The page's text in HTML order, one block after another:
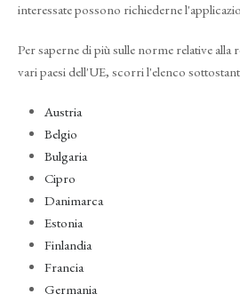
interessate possono richiederne
Per saperne di più sulle norme relative alla
vari paesi dell'UE, scorri l'elenco
Austria
Belgio
Bulgaria
Cipro
Danimarca
Estonia
Finlandia
Francia
Germania